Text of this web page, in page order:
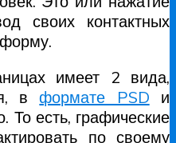
своих контактных
имеет 2 вида,
вформате PSD и
То есть, графические
по своему